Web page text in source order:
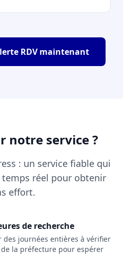
RDV maintenant
notre service ?
: un service fiable qui
réel pour obtenir
effort.
de recherche
des journées entières à vérifier
la préfecture pour espérer